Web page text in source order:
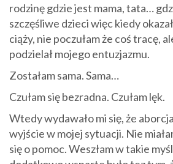
rodzinę gdzie jest mama, tata…
szczęśliwe dzieci więc kiedy
ciąży, nie poczułam że coś tracę,
podzielał mojego entuzjazmu.
Zostałam sama. Sama…
Czułam się bezradna. Czułam lęk.
Wtedy wydawało mi się, że
wyjście w mojej sytuacji. Nie
się o pomoc. Weszłam w takie